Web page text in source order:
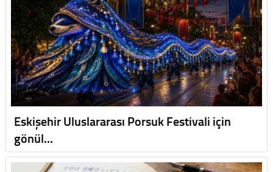
Eskişehir Uluslararası Porsuk Festivali için
gönül…